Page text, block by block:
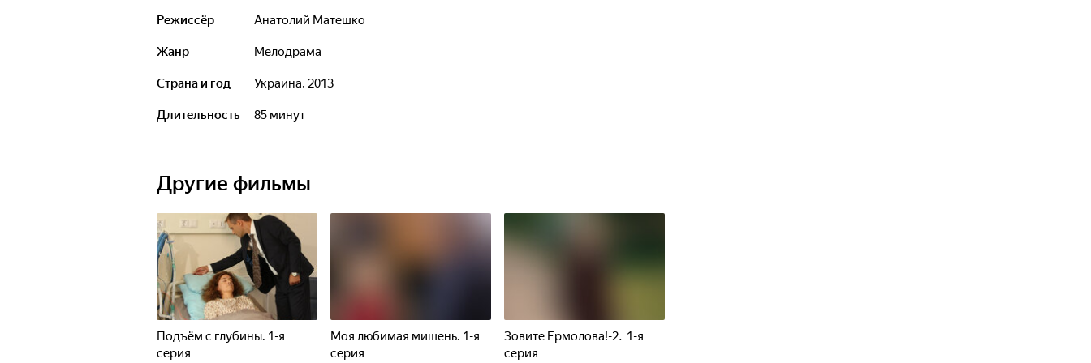
Режиссёр Анатолий Матешко
Жанр мелодрама
Страна и год Украина, 2013
Длительность 85 минут
Другие фильмы
Подъём с глубины. 1-я
серия
Моя любимая мишень. 1-я
серия
Зовите Ермолова!-2. 1-я
серия